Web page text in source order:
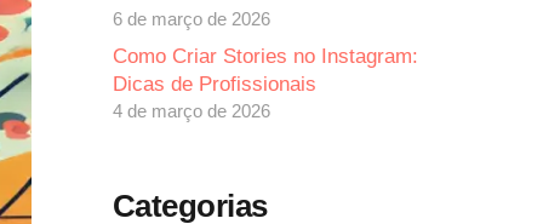
6 de março de 2026
Como Criar Stories no Instagram:
Dicas de Profissionais
4 de março de 2026
Categorias